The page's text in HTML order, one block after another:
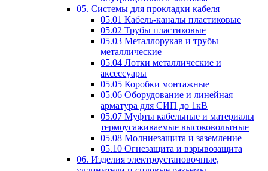
05. Системы для прокладки кабеля
05.01 Кабель-каналы пластиковые
05.02 Трубы пластиковые
05.03 Металлорукав и трубы
металлические
05.04 Лотки металлические и
аксессуары
05.05 Коробки монтажные
05.06 Оборудование и линейная
арматура для СИП до 1кВ
05.07 Муфты кабельные и материалы
термоусаживаемые высоковольтные
05.08 Молниезащита и заземление
05.10 Огнезащита и взрывозащита
06. Изделия электроустановочные,